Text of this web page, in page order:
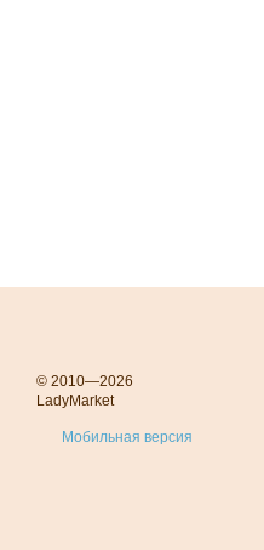
© 2010—2026
LadyMarket
Мобильная версия